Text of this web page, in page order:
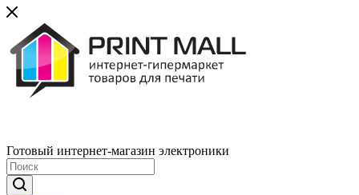
Готовый интернет-магазин электроники